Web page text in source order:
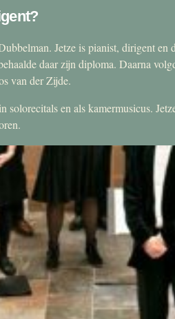
Jetze is pianist, dirigent
daar zijn diploma. Daarna
van der Zijde.
solorecitals en als kamermusicus.